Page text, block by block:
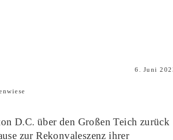
6. Juni
D.C. über den Großen Teich zurück
zur Rekonvaleszenz ihrer